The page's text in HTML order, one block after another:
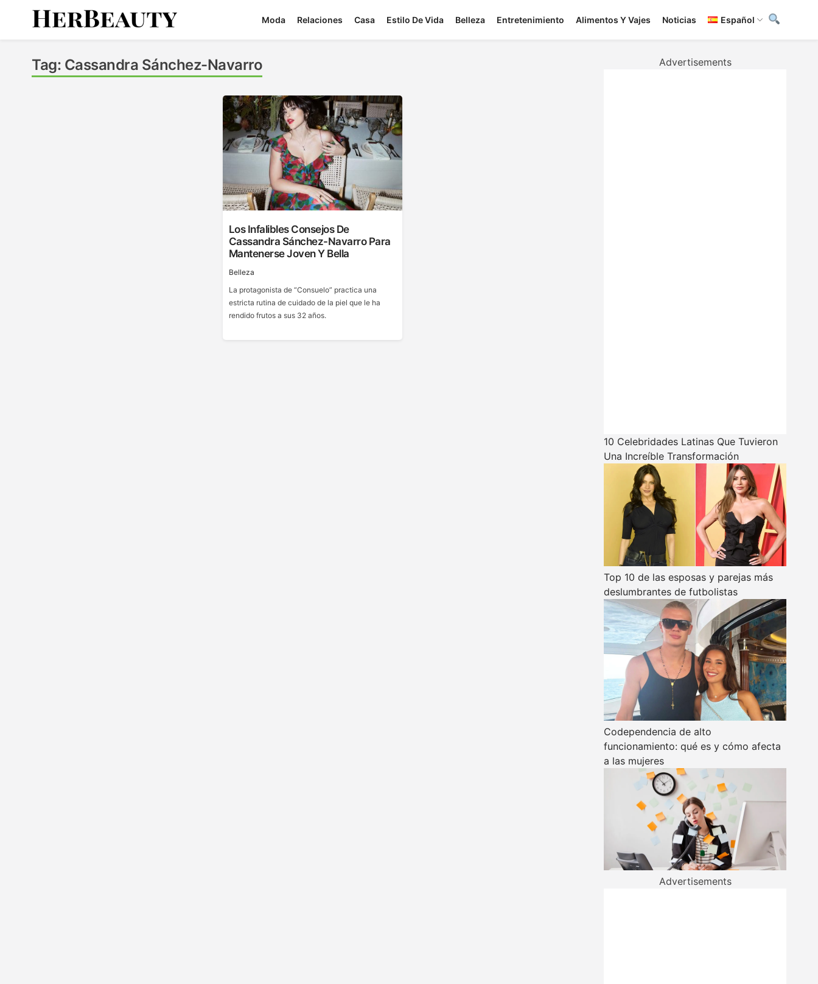
Moda Relaciones Casa Estilo De Vida Belleza Entretenimiento Alimentos Y Vajes Noticias Español
Tag: Cassandra Sánchez-Navarro
Los Infalibles Consejos De
Cassandra Sánchez-Navarro Para
Mantenerse Joven Y Bella
Belleza
La protagonista de “Consuelo” practica una
estricta rutina de cuidado de la piel que le ha
rendido frutos a sus 32 años.
Advertisements
10 Celebridades Latinas Que Tuvieron
Una Increíble Transformación
Top 10 de las esposas y parejas más
deslumbrantes de futbolistas
Codependencia de alto
funcionamiento: qué es y cómo afecta
a las mujeres
Advertisements